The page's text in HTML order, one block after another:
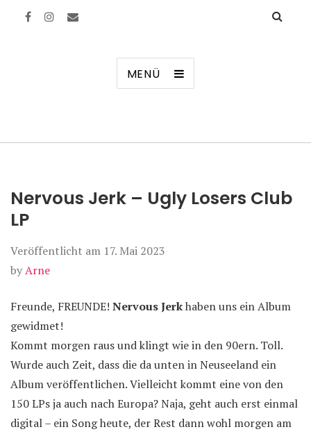
MENÜ
Nervous Jerk – Ugly Losers Club
LP
Veröffentlicht am 17. Mai 2023
byArne
Freunde, FREUNDE! Nervous Jerkhaben uns ein Album
gewidmet!
Kommt morgen raus und klingt wie in den 90ern. Toll.
Wurde auch Zeit, dass die da unten in Neuseeland ein
Album veröffentlichen. Vielleicht kommt eine von den
150 LPs ja auch nach Europa? Naja, geht auch erst einmal
digital – ein Song heute, der Rest dann wohl morgen am